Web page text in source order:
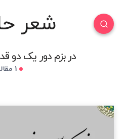
شعر
در بزم دور یک دو